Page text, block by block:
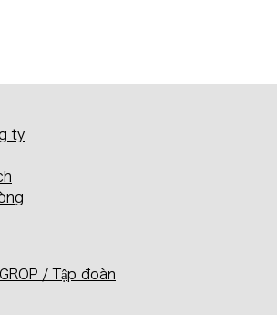
ty
/ Tập đoàn